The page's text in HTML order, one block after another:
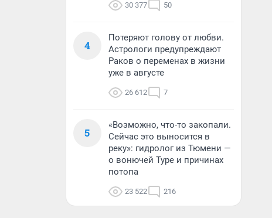
30 377 50
4
Потеряют голову от любви.
Астрологи предупреждают
Раков о переменах в жизни
уже в августе
26 612 7
5
«Возможно, что-то закопали.
Сейчас это выносится в
реку»: гидролог из Тюмени —
о вонючей Туре и причинах
потопа
23 522 216